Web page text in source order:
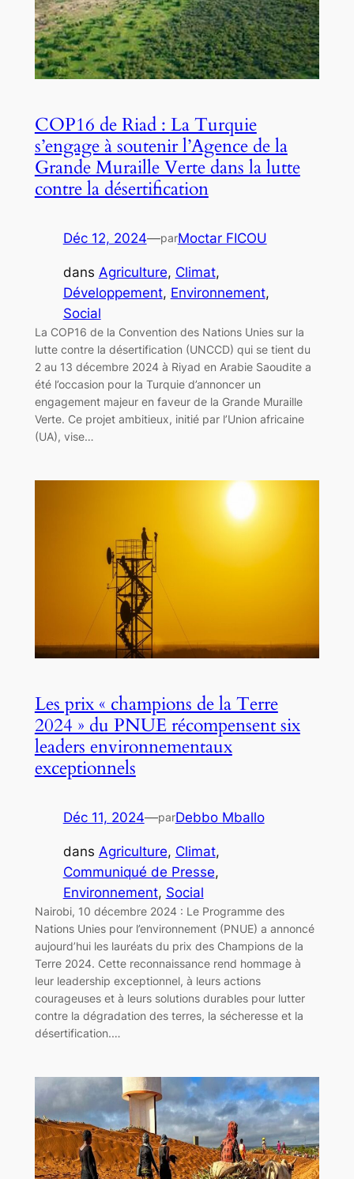
COP16 de Riad : La Turquie
s’engage à soutenir l’Agence de la
Grande Muraille Verte dans la lutte
contre la désertification
Déc 12, 2024—parMoctar FICOU
dans Agriculture, Climat
Développement, Environnement
Social
La COP16 de la Convention des Nations Unies sur la
lutte contre la désertification (UNCCD) qui se tient du
2 au 13 décembre 2024 à Riyad en Arabie Saoudite a
été l’occasion pour la Turquie d’annoncer un
engagement majeur en faveur de la Grande Muraille
Verte. Ce projet ambitieux, initié par l’Union africaine
(UA), vise…
Les prix « champions de la Terre
2024 » du PNUE récompensent six
leaders environnementaux
exceptionnels
Déc 11, 2024—parDebbo Mballo
dans Agriculture, Climat
Communiqué de Presse
Environnement, Social
Nairobi, 10 décembre 2024 : Le Programme des
Nations Unies pour l’environnement (PNUE) a annoncé
aujourd’hui les lauréats du prix des Champions de la
Terre 2024. Cette reconnaissance rend hommage à
leur leadership exceptionnel, à leurs actions
courageuses et à leurs solutions durables pour lutter
contre la dégradation des terres, la sécheresse et la
désertification.…